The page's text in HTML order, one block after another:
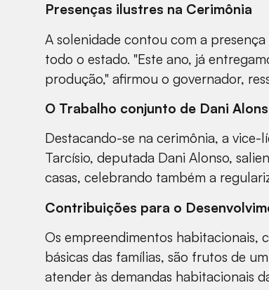
Presenças ilustres na Cerimônia
A solenidade contou com a
todo o estado. "Este ano, já
produção," afirmou o governador,
O Trabalho conjunto de Dani
Destacando-se na cerimônia, a vice-
Tarcísio, deputada Dani Alonso,
casas, celebrando também a
Contribuições para o
Os empreendimentos habitacionais,
básicas das famílias, são frutos de
atender às demandas habitacionais